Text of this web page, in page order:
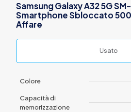
Samsung Galaxy A32 5G
Smartphone Sbloccato
Affare
Usato
Colore
Capacità di
memorizzazione